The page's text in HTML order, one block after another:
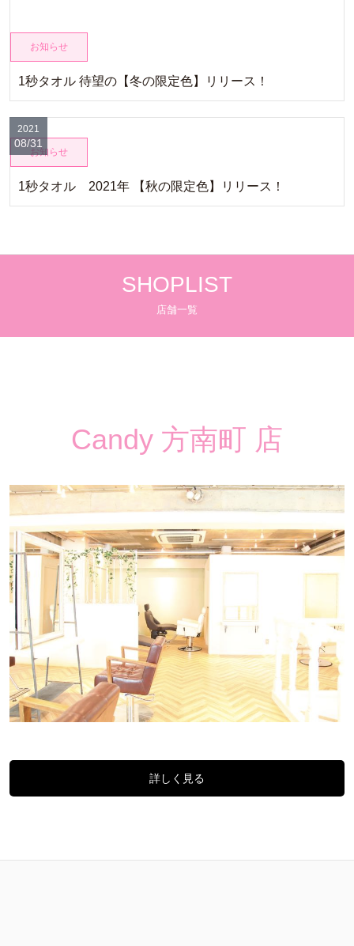
お知らせ
1秒タオル 待望の【冬の限定色】リリース！
お知らせ
1秒タオル 2021年 【秋の限定色】リリース！
2021
08/31
SHOPLIST
店舗一覧
Candy 方南町 店
詳しく見る